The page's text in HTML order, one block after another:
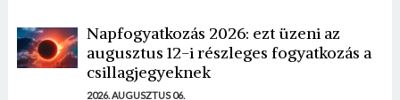
Napfogyatkozás 2026: ezt üzeni az
augusztus 12-i részleges fogyatkozás a
csillagjegyeknek
2026. AUGUSZTUS 06.